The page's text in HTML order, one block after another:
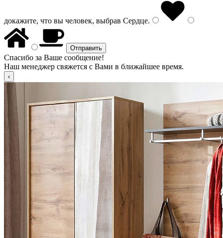
докажите, что вы человек, выбрав Сердце.
Спасибо за Ваше сообщение!
Наш менеджер свяжется с Вами в ближайшее время.